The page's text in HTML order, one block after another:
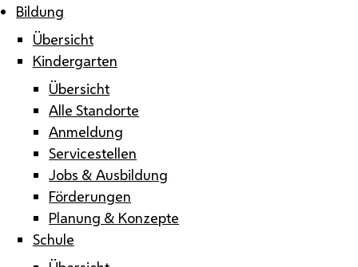
Bildung
Übersicht
Kindergarten
Übersicht
Alle Standorte
Anmeldung
Servicestellen
Jobs & Ausbildung
Förderungen
Planung & Konzepte
Schule